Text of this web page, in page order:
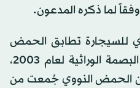
لما ذكره المدعون.
للسيجارة تطابق الحمض
النووي لجيمس يونيك مع البصمة الوراثية لعام 2003،
من الحمض النووي جُمعت من